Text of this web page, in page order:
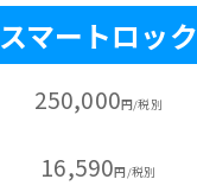
スマートロック
250,000円/税別
16,590円/税別